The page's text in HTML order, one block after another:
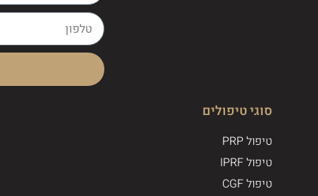
סוגי טיפולים
טיפול PRP
טיפול IPRF
טיפול CGF